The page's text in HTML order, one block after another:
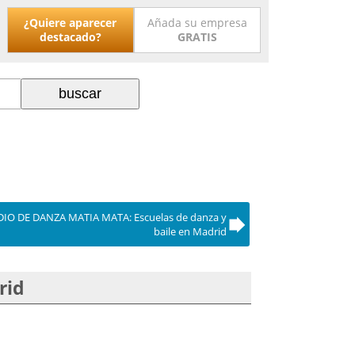
¿Quiere aparecer
destacado?
Añada su empresa
GRATIS
DE DANZA MATIA MATA: Escuelas de danza y
baile en Madrid